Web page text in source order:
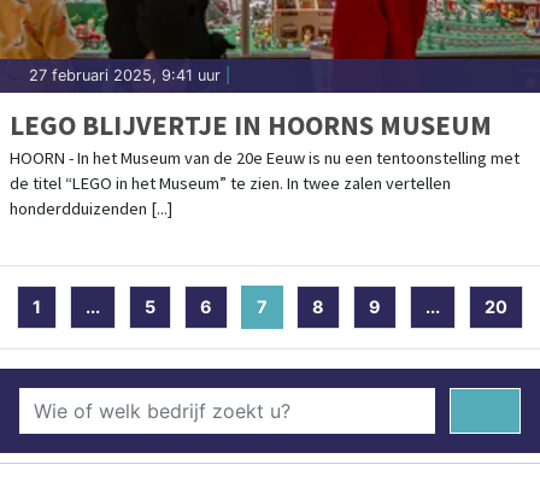
27 februari 2025, 9:41 uur
LEGO BLIJVERTJE IN HOORNS MUSEUM
HOORN - In het Museum van de 20e Eeuw is nu een tentoonstelling met
de titel “LEGO in het Museum” te zien. In twee zalen vertellen
honderdduizenden [...]
1 ... 5 6 7 (current)
8 9 ... 20